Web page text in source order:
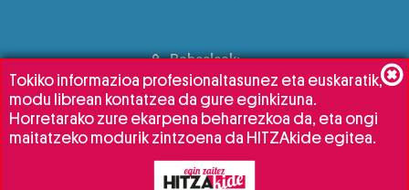
Babesleak:
Tokiko informazioa profesionaltasunez eta euskaratik,
modu librean kontatzea da gure eginkizuna.
Horretarako zure ekarpena beharrezkoa da, eta ongi
maitatzeko modurik zintzoena da HITZAkide egitea.